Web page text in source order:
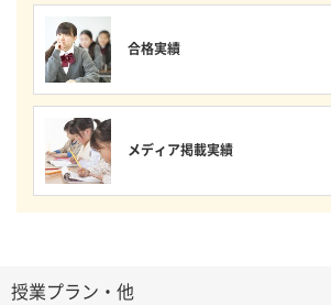
合格実績
メディア掲載実績
授業プラン・他